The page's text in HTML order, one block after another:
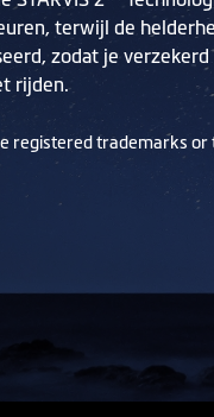
terwijl de
zodat je
rijden.
registered trademarks